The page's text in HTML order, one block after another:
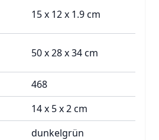
15 x 12 x 1.9 cm
50 x 28 x 34 cm
468
14 x 5 x 2 cm
dunkelgrün